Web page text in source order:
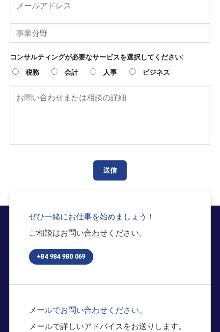
コンサルティングが必要なサービスを選択してください:
税務
会計 人事 ビジネス
ぜひ一緒にお仕事を始めましょう！
ご相談はお問い合わせください。
+84 984 980 069
メールでお問い合わせください。
メールで詳しいアドバイスをお送りします。